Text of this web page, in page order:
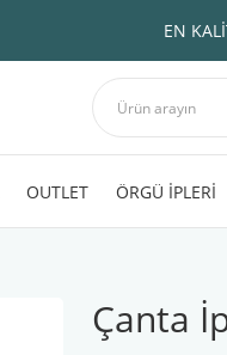
EN
OUTLET ÖRGÜ İPLERİ
Çanta